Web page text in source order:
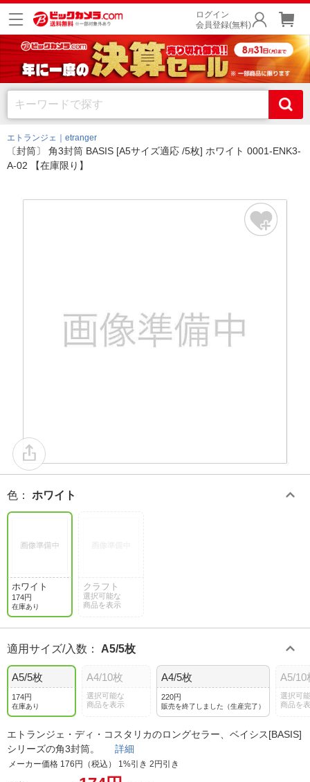
ログイン
会員登録(無料)
エトランジェ｜etranger
〔封筒〕 角3封筒 BASIS [A5サイズ適応 /5枚] ホワイト 0001-ENK3-
A-02 【在庫限り】
色 ： ホワイト
ホワイト
174円
在庫あり
クラフト
選択可能な
商品を表示
適用サイズ/入数 ： A5/5枚
A5/5枚
174円
在庫あり
A4/10枚
選択可能な
商品を表示
A4/5枚
220円
販売を終了しました（生産完了）
A5/10
選択可
商品を
エトランジェ・ディ・コスタリカのロングセラー、ベイシス[BASIS]
シリーズの角3封筒。 詳細
メーカー価格 176円（税込） 1%引き 2円引き